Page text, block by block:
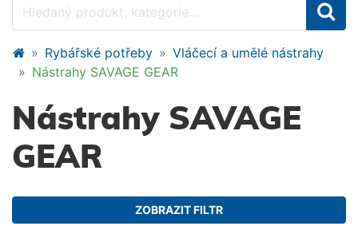
Rybářské potřeby
Vláčecí a umělé nástrahy
Nástrahy SAVAGE GEAR
Nástrahy SAVAGE
GEAR
ZOBRAZIT FILTR